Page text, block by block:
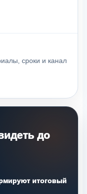
сроки и канал
до
итоговый